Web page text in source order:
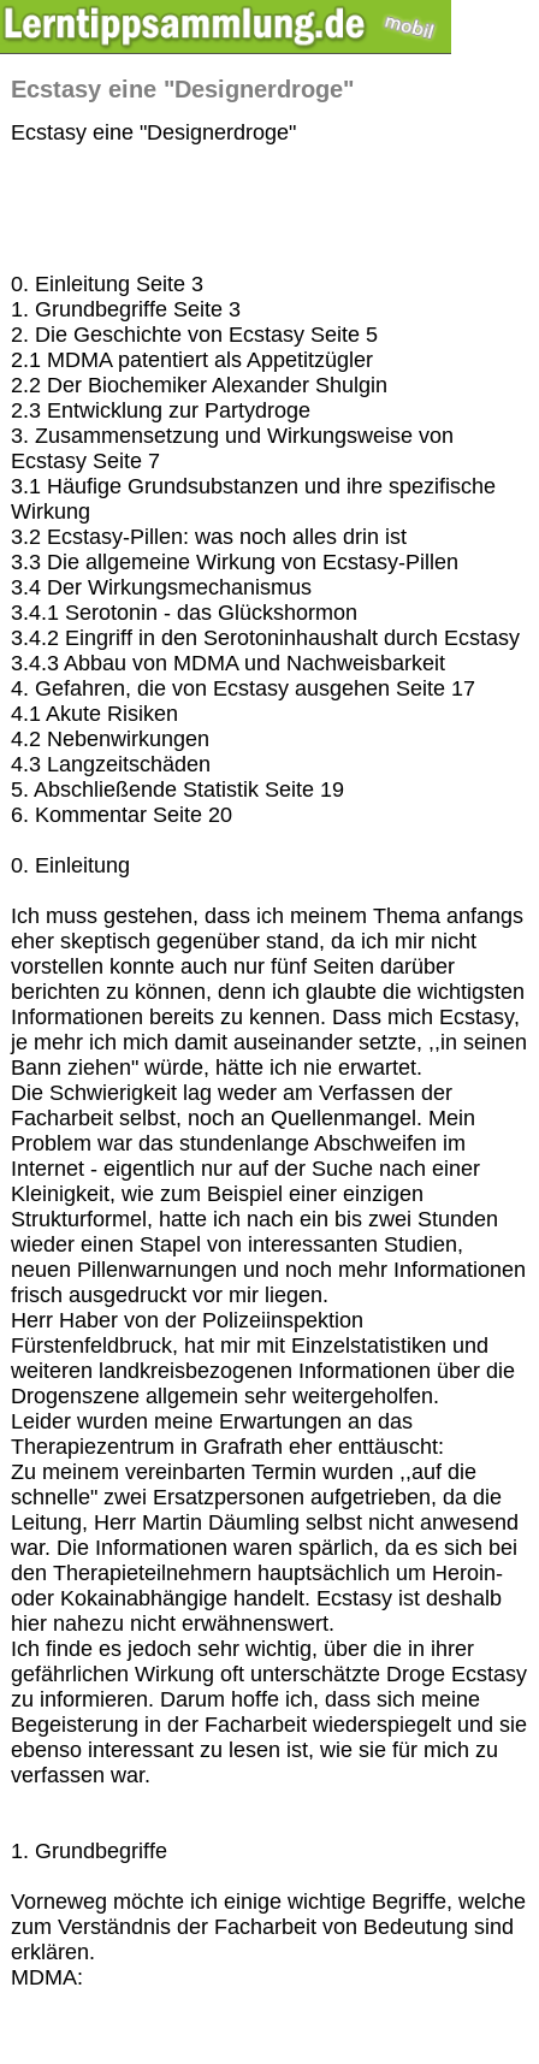
Ecstasy eine "Designerdroge"
Ecstasy eine "Designerdroge"
0. Einleitung Seite 3
1. Grundbegriffe Seite 3
2. Die Geschichte von Ecstasy Seite 5
2.1 MDMA patentiert als Appetitzügler
2.2 Der Biochemiker Alexander Shulgin
2.3 Entwicklung zur Partydroge
3. Zusammensetzung und Wirkungsweise von
Ecstasy Seite 7
3.1 Häufige Grundsubstanzen und ihre spezifische
Wirkung
3.2 Ecstasy-Pillen: was noch alles drin ist
3.3 Die allgemeine Wirkung von Ecstasy-Pillen
3.4 Der Wirkungsmechanismus
3.4.1 Serotonin - das Glückshormon
3.4.2 Eingriff in den Serotoninhaushalt durch Ecstasy
3.4.3 Abbau von MDMA und Nachweisbarkeit
4. Gefahren, die von Ecstasy ausgehen Seite 17
4.1 Akute Risiken
4.2 Nebenwirkungen
4.3 Langzeitschäden
5. Abschließende Statistik Seite 19
6. Kommentar Seite 20
0. Einleitung
Ich muss gestehen, dass ich meinem Thema anfangs
eher skeptisch gegenüber stand, da ich mir nicht
vorstellen konnte auch nur fünf Seiten darüber
berichten zu können, denn ich glaubte die wichtigsten
Informationen bereits zu kennen. Dass mich Ecstasy,
je mehr ich mich damit auseinander setzte, ,,in seinen
Bann ziehen" würde, hätte ich nie erwartet.
Die Schwierigkeit lag weder am Verfassen der
Facharbeit selbst, noch an Quellenmangel. Mein
Problem war das stundenlange Abschweifen im
Internet - eigentlich nur auf der Suche nach einer
Kleinigkeit, wie zum Beispiel einer einzigen
Strukturformel, hatte ich nach ein bis zwei Stunden
wieder einen Stapel von interessanten Studien,
neuen Pillenwarnungen und noch mehr Informationen
frisch ausgedruckt vor mir liegen.
Herr Haber von der Polizeiinspektion
Fürstenfeldbruck, hat mir mit Einzelstatistiken und
weiteren landkreisbezogenen Informationen über die
Drogenszene allgemein sehr weitergeholfen.
Leider wurden meine Erwartungen an das
Therapiezentrum in Grafrath eher enttäuscht:
Zu meinem vereinbarten Termin wurden ,,auf die
schnelle" zwei Ersatzpersonen aufgetrieben, da die
Leitung, Herr Martin Däumling selbst nicht anwesend
war. Die Informationen waren spärlich, da es sich bei
den Therapieteilnehmern hauptsächlich um Heroin-
oder Kokainabhängige handelt. Ecstasy ist deshalb
hier nahezu nicht erwähnenswert.
Ich finde es jedoch sehr wichtig, über die in ihrer
gefährlichen Wirkung oft unterschätzte Droge Ecstasy
zu informieren. Darum hoffe ich, dass sich meine
Begeisterung in der Facharbeit wiederspiegelt und sie
ebenso interessant zu lesen ist, wie sie für mich zu
verfassen war.
1. Grundbegriffe
Vorneweg möchte ich einige wichtige Begriffe, welche
zum Verständnis der Facharbeit von Bedeutung sind
erklären.
MDMA: